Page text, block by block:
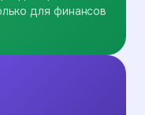
для финансов